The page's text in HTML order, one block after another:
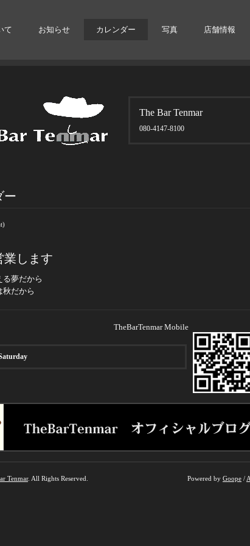
て お知らせ カレンダー 写真 店舗情報
The Bar Tenmar
080-4147-8100
ー
業します
る夢だから
秋だから
TheBarTenmar Mobile
Tenmar. All Rights Reserved. Powered by Goope /